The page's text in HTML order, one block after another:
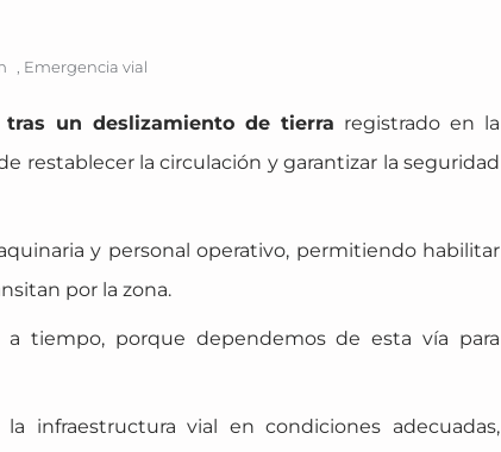
Emergencia vial
tras un deslizamiento de tierra registrado en la
restablecer la circulación y garantizar la seguridad
y personal operativo, permitiendo habilitar
por la zona.
tiempo, porque dependemos de esta vía para
infraestructura vial en condiciones adecuadas,